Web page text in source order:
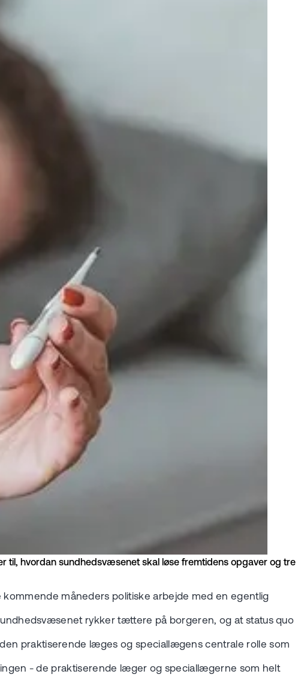
hvordan sundhedsvæsenet skal løse fremtidens opgaver og tre
måneders politiske arbejde med en egentlig
rykker tættere på borgeren, og at status quo
praktiserende læges og speciallægens centrale rolle som
- de praktiserende læger og speciallægerne som helt